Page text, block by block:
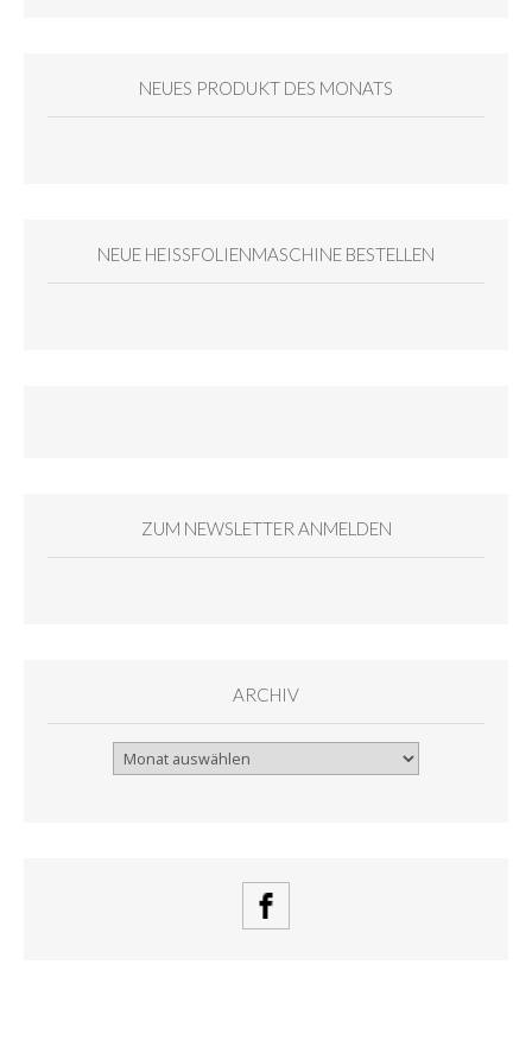
NEUES PRODUKT DES MONATS
NEUE HEISSFOLIENMASCHINE BESTELLEN
ZUM NEWSLETTER ANMELDEN
ARCHIV
Archiv